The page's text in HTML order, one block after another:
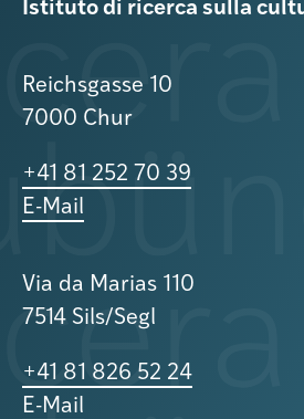
Istituto di ricerca sulla
Reichsgasse 10
7000 Chur
+41 81 252 70 39
E-Mail
Via da Marias 110
7514 Sils/Segl
+41 81 826 52 24
E-Mail